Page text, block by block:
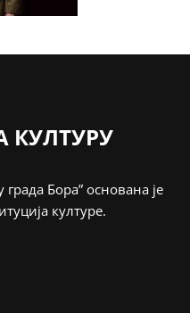
КУЛТУРУ
Бора” основана је
културе.